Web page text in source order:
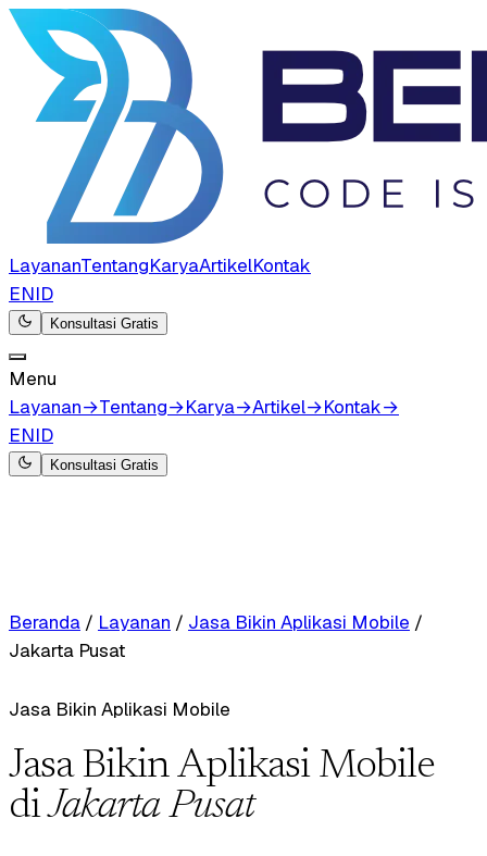
LayananTentangKaryaArtikelKontak
ENID
Konsultasi Gratis
Menu
Layanan→Tentang→Karya→Artikel→Kontak→
ENID
Konsultasi Gratis
Beranda / Layanan / Jasa Bikin Aplikasi Mobile /
Jakarta Pusat
Jasa Bikin Aplikasi Mobile
Jasa Bikin Aplikasi Mobile
diJakarta Pusat